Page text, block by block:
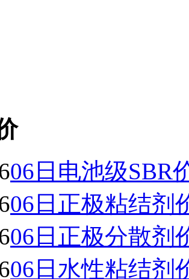
06日电池级SBR
06日正极粘结剂
06日正极分散剂
06日水性粘结剂